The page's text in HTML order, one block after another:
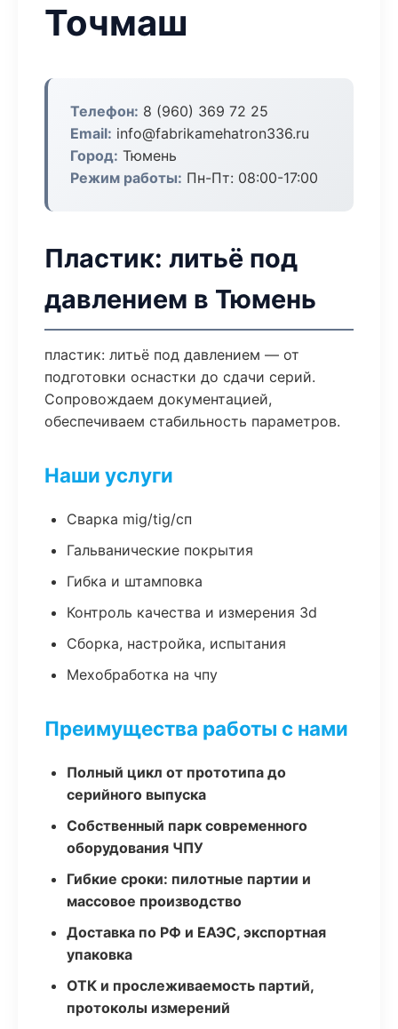
Точмаш
Телефон: 8 (960) 369 72 25
Email: info@fabrikamehatron336.ru
Город: Тюмень
Режим работы: Пн-Пт: 08:00-17:00
Пластик: литьё под
давлением в Тюмень
пластик: литьё под давлением — от
подготовки оснастки до сдачи серий.
Сопровождаем документацией,
обеспечиваем стабильность параметров.
Наши услуги
Сварка mig/tig/сп
Гальванические покрытия
Гибка и штамповка
Контроль качества и измерения 3d
Сборка, настройка, испытания
Мехобработка на чпу
Преимущества работы с нами
Полный цикл от прототипа до
серийного выпуска
Собственный парк современного
оборудования ЧПУ
Гибкие сроки: пилотные партии и
массовое производство
Доставка по РФ и ЕАЭС, экспортная
упаковка
ОТК и прослеживаемость партий,
протоколы измерений